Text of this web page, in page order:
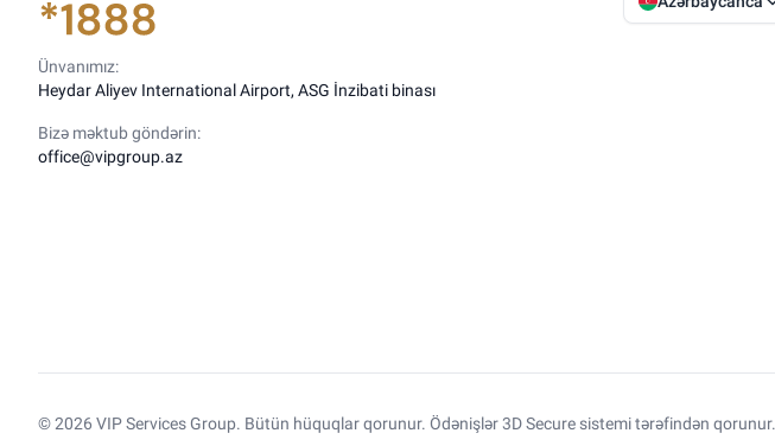
Ünvanımız:
Heydar Aliyev International Airport, ASG İnzibati binası
Bizə məktub göndərin:
office@vipgroup.az
© 2026 VIP Services Group. Bütün hüquqlar qorunur. Ödənişlər 3D Secure sistemi tərəfindən qorunur.